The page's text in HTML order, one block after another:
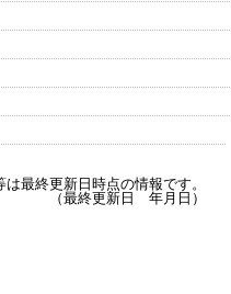
最終更新日時点の情報です。
（最終更新日 年月日）